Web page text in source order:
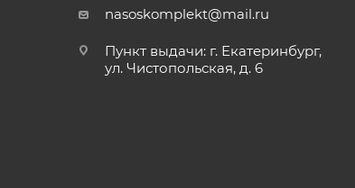
nasoskomplekt@mail.ru
Пункт выдачи: г. Екатеринбург,
ул. Чистопольская, д. 6